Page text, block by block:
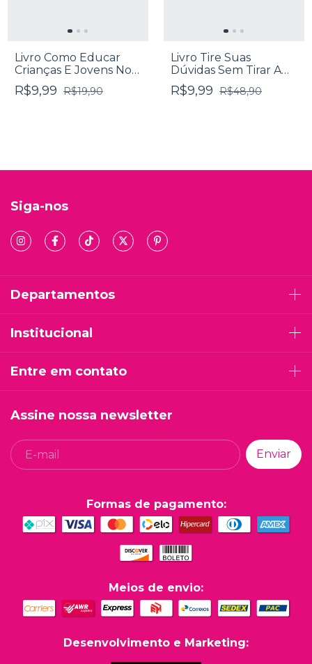
Livro Como Educar
Crianças E Jovens No
Século XXI - Augusto
Cury
R$9,99 R$19,90
Livro Tire Suas
Dúvidas Sem Tirar A
Roupa - Nelson Junior
E Angela Cristina
R$9,99 R$48,90
Siga-nos
Departamentos
Institucional
Entre em contato
Assine nossa newsletter
Formas de pagamento:
Meios de envio:
Desenvolvimento e Marketing: